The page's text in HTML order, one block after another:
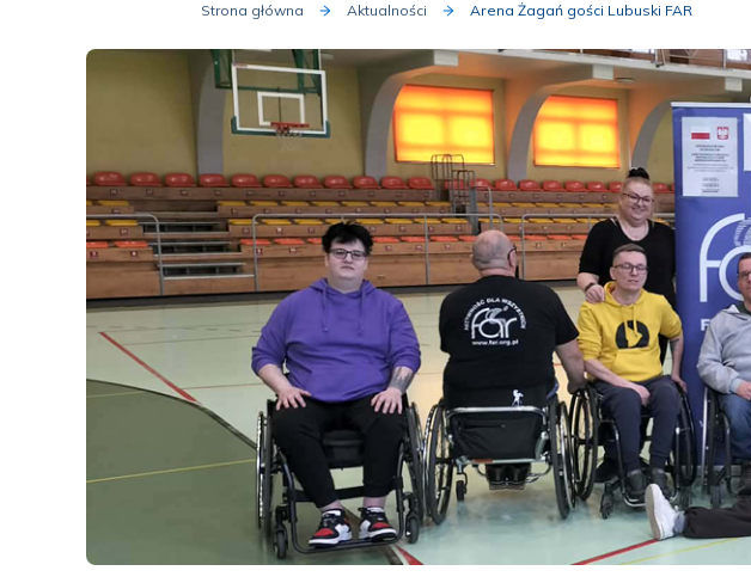
Strona główna Aktualności Arena Żagań gości Lubuski FAR